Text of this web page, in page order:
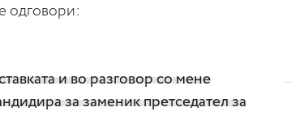
одговори:
и во разговор со мене
за заменик претседател за